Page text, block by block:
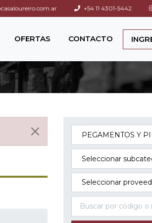
+54 11 4301-5442
OFERTAS CONTACTO